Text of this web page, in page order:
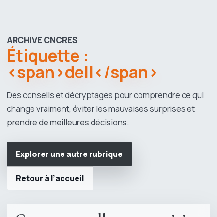
ARCHIVE CNCRES
Étiquette :
<span>dell</span>
Des conseils et décryptages pour comprendre ce qui
change vraiment, éviter les mauvaises surprises et
prendre de meilleures décisions.
Explorer une autre rubrique
Retour à l’accueil